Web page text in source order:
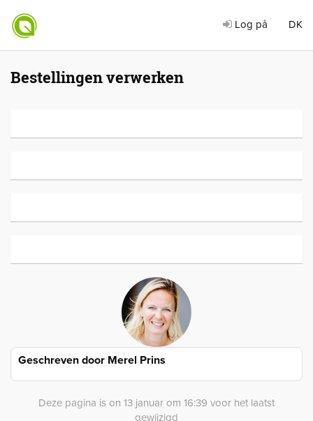
Log på DK
Bestellingen verwerken
Geschreven door Merel Prins
Deze pagina is on 13 januar om 16:39 voor het laatst
gewijzigd